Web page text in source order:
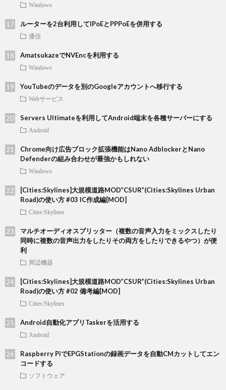
Windows
ルーターを2台利用してIPoEとPPPoEを併用する
通信
AmatsukazeでNVEncを利用する
Windows
YouTubeのデータを別のGoogleアカウントへ移行する
Webサービス
Servers Ultimateを利用してAndroid端末を各種サーバーにする
Android
Chrome向け広告ブロック拡張機能はNano AdblockerとNano
Defenderの組み合わせが最強かもしれない
Windows
[Cities:Skylines]大規模道路MOD”CSUR”(Cities:Skylines Urban
Road)の使い方 #03 IC作成編[MOD]
Cities:Skylines
マルチオーディオスプリッター（複数の音声入力をミックスしたり
同時に複数の音声出力をしたりその両方をしたりできるやつ）が便
利
周辺機器
[Cities:Skylines]大規模道路MOD”CSUR”(Cities:Skylines Urban
Road)の使い方 #02 備考編[MOD]
Cities:Skylines
Android自動化アプリTaskerを活用する
Android
Raspberry PiでEPGStationの録画データを自動CMカットしてエン
コードする
ソフトウェア